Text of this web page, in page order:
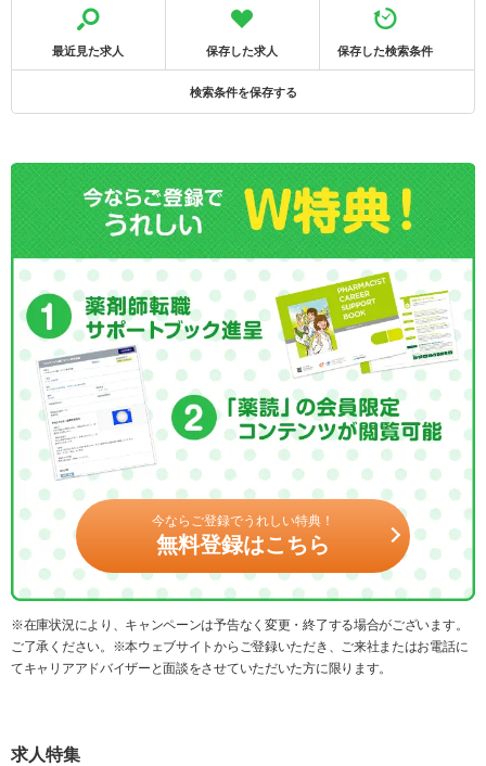
最近見た求人 保存した求人 保存した検索条件
検索条件を保存する
今ならご登録でうれしい特典！
無料登録はこちら
※在庫状況により、キャンペーンは予告なく変更・終了する場合がございます。
ご了承ください。※本ウェブサイトからご登録いただき、ご来社またはお電話に
てキャリアアドバイザーと面談をさせていただいた方に限ります。
求人特集